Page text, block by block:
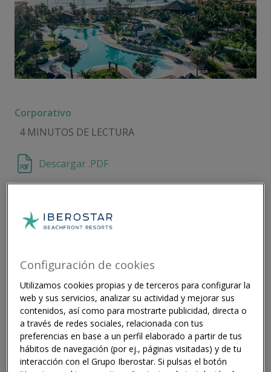
Corporativo
4 MINUTOS DE LECTURA
Descargar .PDF
Iberostar Hotels & Resorts
presentará las tendencias de viaje identificadas en el
primer trimestre de 2025, diferentes iniciativas
dirigidas a los agentes de viajes y el regreso de
Iberostar a Estados Unidos.
Primer trimestre marcado por el crecimiento
Fundamentado en un sólido aumento de la demanda
Configuración de cookies
Utilizamos cookies propias y de terceros para configurar la
web y sus servicios, analizar su actividad y mejorar sus
contenidos, así como para mostrarte publicidad, directa o
a través de redes sociales, relacionada con tus
preferencias en base a un perfil elaborado a partir de tus
hábitos de navegación (por ej., páginas visitadas) y de tu
interacción con el Grupo Iberostar. Si pulsas el botón